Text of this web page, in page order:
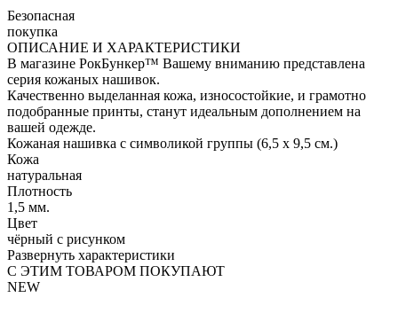
Безопасная
покупка
ОПИСАНИЕ И ХАРАКТЕРИСТИКИ
В магазине РокБункер™ Вашему вниманию представлена
серия кожаных нашивок.
Качественно выделанная кожа, износостойкие, и грамотно
подобранные принты, станут идеальным дополнением на
вашей одежде.
Кожаная нашивка с символикой группы (6,5 х 9,5 см.)
Кожа
натуральная
Плотность
1,5 мм.
Цвет
чёрный с рисунком
Развернуть характеристики
С ЭТИМ ТОВАРОМ ПОКУПАЮТ
NEW